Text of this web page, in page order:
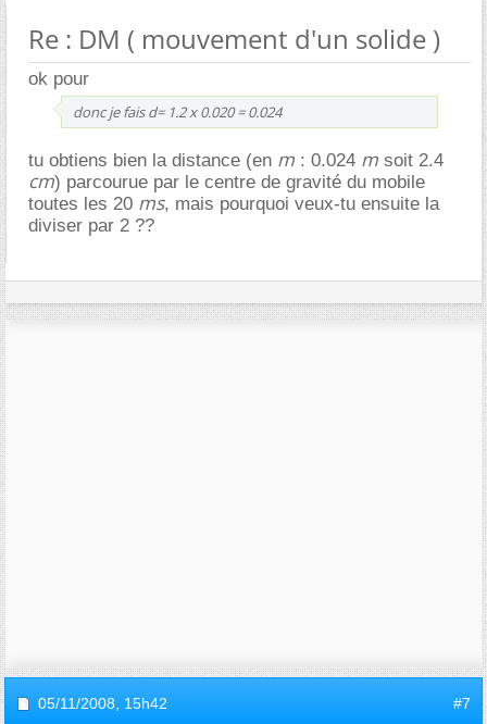
Re : DM ( mouvement d'un solide )
ok pour
donc je fais d= 1.2 x 0.020 = 0.024
tu obtiens bien la distance (en m : 0.024 m soit 2.4
cm) parcourue par le centre de gravité du mobile
toutes les 20 ms, mais pourquoi veux-tu ensuite la
diviser par 2 ??
05/11/2008, 15h42 #7